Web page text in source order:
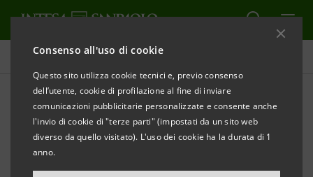
Consenso all'uso di cookie
Questo sito utilizza cookie tecnici e, previo consenso
dell’utente, cookie di profilazione al fine di inviare
comunicazioni pubblicitarie personalizzate e consente anche
l'invio di cookie di "terze parti" (impostati da un sito web
diverso da quello visitato). L'uso dei cookie ha la durata di 1
anno.
Comunicati stampa
STAMPA AGGIORNA
INTESA SANPAOLO PRESENTA A TORINO “GIOVANI
E LAVORO”